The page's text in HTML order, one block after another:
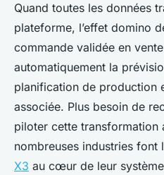
Quand toutes les données
plateforme, l’effet domino
commande validée en
automatiquement la
planification de production
associée. Plus besoin de
piloter cette transformation
nombreuses industries
X3 au cœur de leur